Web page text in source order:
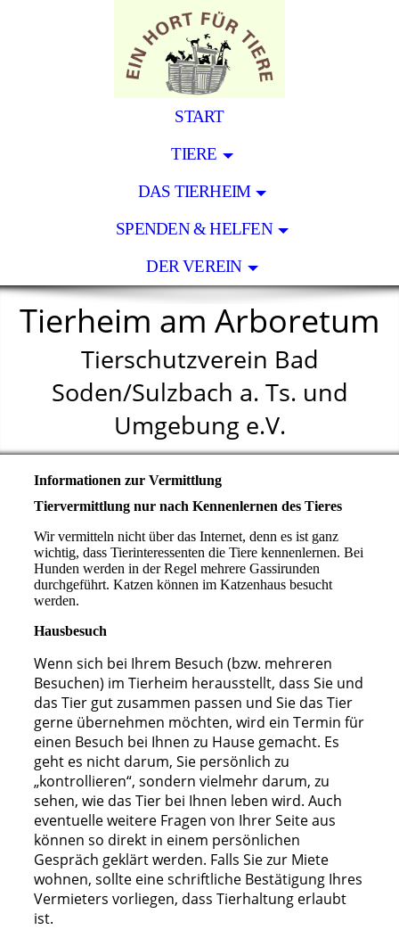
START
TIERE
DAS TIERHEIM
SPENDEN & HELFEN
DER VEREIN
Tierheim am Arboretum
Tierschutzverein Bad
Soden/Sulzbach a. Ts. und
Umgebung e.V.
Informationen zur Vermittlung
Tiervermittlung nur nach Kennenlernen des Tieres
Wir vermitteln nicht über das Internet, denn es ist ganz
wichtig, dass Tierinteressenten die Tiere kennenlernen. Bei
Hunden werden in der Regel mehrere Gassirunden
durchgeführt. Katzen können im Katzenhaus besucht
werden.
Hausbesuch
Wenn sich bei Ihrem Besuch (bzw. mehreren
Besuchen) im Tierheim herausstellt, dass Sie und
das Tier gut zusammen passen und Sie das Tier
gerne übernehmen möchten, wird ein Termin für
einen Besuch bei Ihnen zu Hause gemacht. Es
geht es nicht darum, Sie persönlich zu
„kontrollieren“, sondern vielmehr darum, zu
sehen, wie das Tier bei Ihnen leben wird. Auch
eventuelle weitere Fragen von Ihrer Seite aus
können so direkt in einem persönlichen
Gespräch geklärt werden. Falls Sie zur Miete
wohnen, sollte eine schriftliche Bestätigung Ihres
Vermieters vorliegen, dass Tierhaltung erlaubt
ist.